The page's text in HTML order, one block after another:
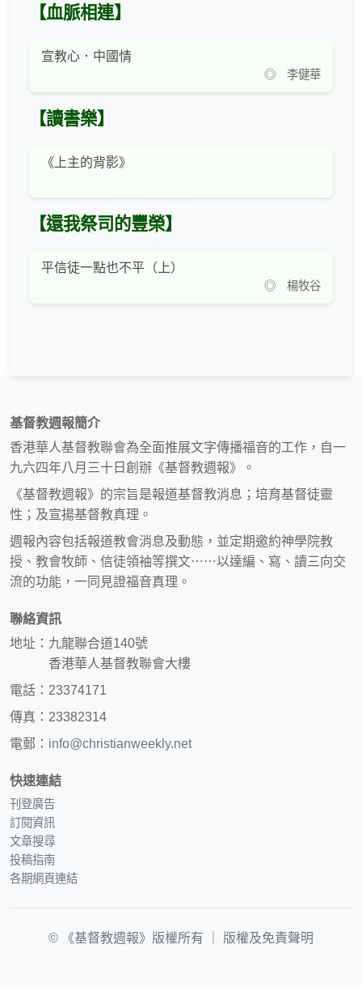
【血脈相連】
宣教心．中國情
◎ 李健華
【讀書樂】
《上主的背影》
【還我祭司的豐榮】
平信徒一點也不平（上）
◎ 楊牧谷
基督教週報簡介
香港華人基督教聯會為全面推展文字傳播福音的工作，自一
九六四年八月三十日創辦《基督教週報》。
《基督教週報》的宗旨是報道基督教消息；培育基督徒靈
性；及宣揚基督教真理。
週報內容包括報道教會消息及動態，並定期邀約神學院教
授、教會牧師、信徒領袖等撰文⋯⋯以達編、寫、讀三向交
流的功能，一同見證福音真理。
聯絡資訊
地址：九龍聯合道140號
香港華人基督教聯會大樓
電話：23374171
傳真：23382314
電郵： info@christianweekly.net
快速連結
刊登廣告
訂閱資訊
文章搜尋
投稿指南
各期網頁連結
© 《基督教週報》版權所有 ｜ 版權及免責聲明